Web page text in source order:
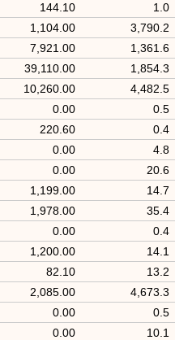
1.0
144.10
3,790.2
1,104.00
1,361.6
7,921.00
1,854.3
39,110.00
4,482.5
10,260.00
0.5
0.00
0.4
220.60
4.8
0.00
20.6
0.00
14.7
1,199.00
35.4
1,978.00
0.4
0.00
14.1
1,200.00
13.2
82.10
4,673.3
2,085.00
0.5
0.00
10.1
0.00